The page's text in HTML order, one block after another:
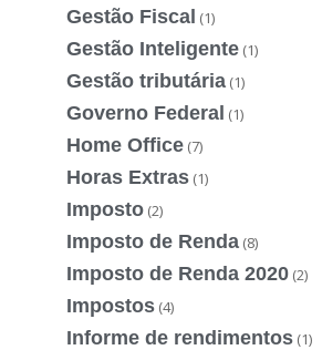
Gestão Fiscal (1)
Gestão Inteligente (1)
Gestão tributária (1)
Governo Federal (1)
Home Office (7)
Horas Extras (1)
Imposto (2)
Imposto de Renda (8)
Imposto de Renda 2020 (2)
Impostos (4)
Informe de rendimentos (1)